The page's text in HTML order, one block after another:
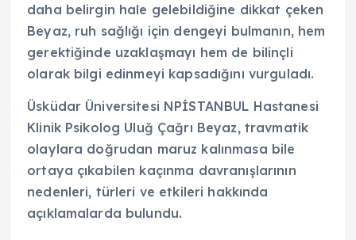
daha belirgin hale gelebildiğine dikkat çeken
Beyaz, ruh sağlığı için dengeyi bulmanın, hem
gerektiğinde uzaklaşmayı hem de bilinçli
olarak bilgi edinmeyi kapsadığını vurguladı.
Üsküdar Üniversitesi NPİSTANBUL Hastanesi
Klinik Psikolog Uluğ Çağrı Beyaz, travmatik
olaylara doğrudan maruz kalınmasa bile
ortaya çıkabilen kaçınma davranışlarının
nedenleri, türleri ve etkileri hakkında
açıklamalarda bulundu.